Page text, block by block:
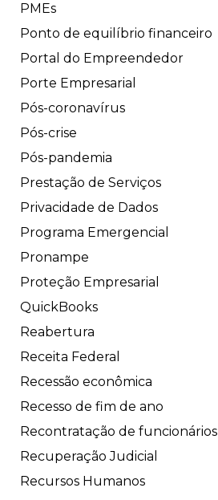
PMEs
Ponto de equilíbrio financeiro
Portal do Empreendedor
Porte Empresarial
Pós-coronavírus
Pós-crise
Pós-pandemia
Prestação de Serviços
Privacidade de Dados
Programa Emergencial
Pronampe
Proteção Empresarial
QuickBooks
Reabertura
Receita Federal
Recessão econômica
Recesso de fim de ano
Recontratação de funcionários
Recuperação Judicial
Recursos Humanos